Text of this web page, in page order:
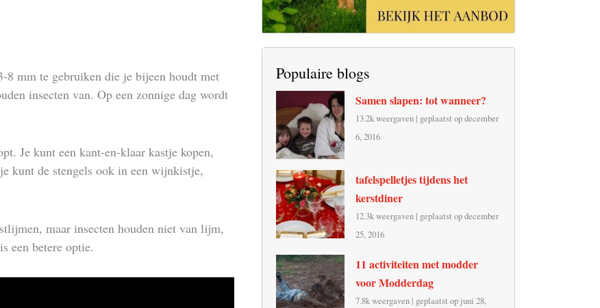
8 mm te gebruiken die je bijeen houdt met
insecten van. Op een zonnige dag wordt
Je kunt een kant-en-klaar kastje kopen,
kunt de stengels ook in een wijnkistje,
maar insecten houden niet van lijm,
een betere optie.
Populaire blogs
Samen slapen: tot wanneer?
13.2k weergaven| geplaatst op december
6, 2016
tafelspelletjes tijdens het
kerstdiner
12.3k weergaven| geplaatst op december
25, 2016
11 activiteiten met modder
voor Modderdag
7.8k weergaven| geplaatst op juni 28,